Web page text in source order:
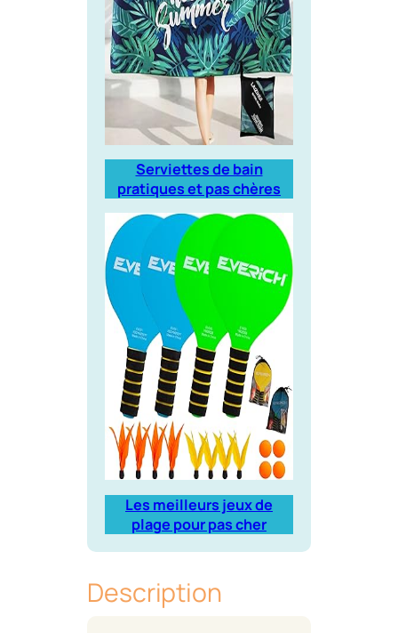
Serviettes de bain
pratiques et pas chères
Les meilleurs jeux de
plage pour pas cher
Description